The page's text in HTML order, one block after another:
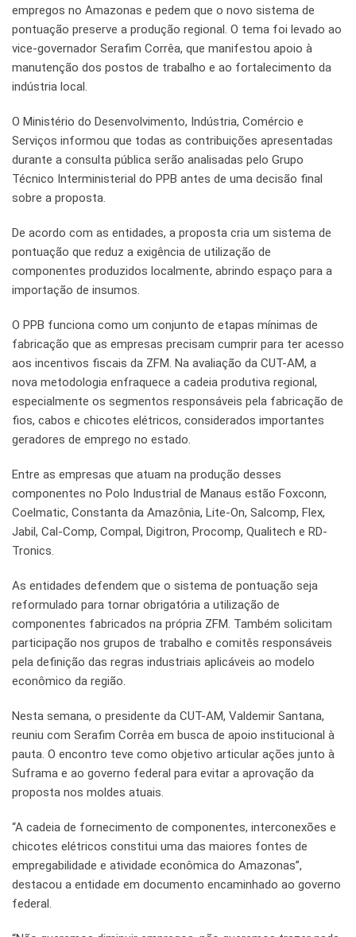
empregos no Amazonas e pedem que o novo sistema de
pontuação preserve a produção regional. O tema foi levado ao
vice-governador Serafim Corrêa, que manifestou apoio à
manutenção dos postos de trabalho e ao fortalecimento da
indústria local.
O Ministério do Desenvolvimento, Indústria, Comércio e
Serviços informou que todas as contribuições apresentadas
durante a consulta pública serão analisadas pelo Grupo
Técnico Interministerial do PPB antes de uma decisão final
sobre a proposta.
De acordo com as entidades, a proposta cria um sistema de
pontuação que reduz a exigência de utilização de
componentes produzidos localmente, abrindo espaço para a
importação de insumos.
O PPB funciona como um conjunto de etapas mínimas de
fabricação que as empresas precisam cumprir para ter acesso
aos incentivos fiscais da ZFM. Na avaliação da CUT-AM, a
nova metodologia enfraquece a cadeia produtiva regional,
especialmente os segmentos responsáveis pela fabricação de
fios, cabos e chicotes elétricos, considerados importantes
geradores de emprego no estado.
Entre as empresas que atuam na produção desses
componentes no Polo Industrial de Manaus estão Foxconn,
Coelmatic, Constanta da Amazônia, Lite-On, Salcomp, Flex,
Jabil, Cal-Comp, Compal, Digitron, Procomp, Qualitech e RD-
Tronics.
As entidades defendem que o sistema de pontuação seja
reformulado para tornar obrigatória a utilização de
componentes fabricados na própria ZFM. Também solicitam
participação nos grupos de trabalho e comitês responsáveis
pela definição das regras industriais aplicáveis ao modelo
econômico da região.
Nesta semana, o presidente da CUT-AM, Valdemir Santana,
reuniu com Serafim Corrêa em busca de apoio institucional à
pauta. O encontro teve como objetivo articular ações junto à
Suframa e ao governo federal para evitar a aprovação da
proposta nos moldes atuais.
“A cadeia de fornecimento de componentes, interconexões e
chicotes elétricos constitui uma das maiores fontes de
empregabilidade e atividade econômica do Amazonas”,
destacou a entidade em documento encaminhado ao governo
federal.